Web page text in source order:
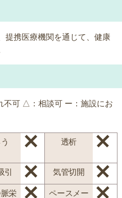
提携医療機関を通じて、健康
可 △：相談可 ー：施設にお
透析
引 気管切開
栄
ペースメー